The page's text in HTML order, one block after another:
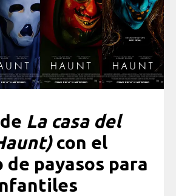
La casa del
con el
de payasos para